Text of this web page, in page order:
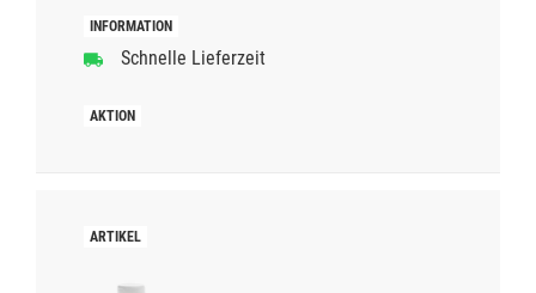
Schnelle Lieferzeit